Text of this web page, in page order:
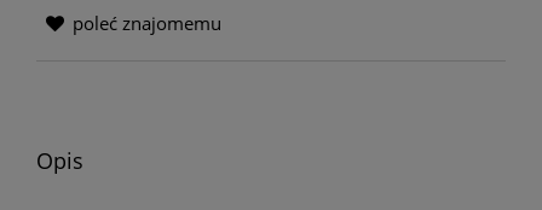
poleć znajomemu
Opis